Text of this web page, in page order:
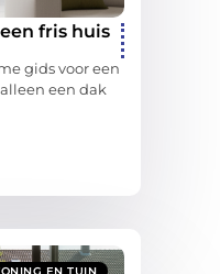
fris huis
gids voor een
een dak
EN TUIN